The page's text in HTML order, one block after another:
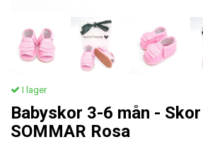
I lager
Babyskor 3-6 mån -
SOMMAR Rosa